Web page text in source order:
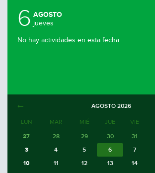
6 AGOSTO
jueves
No hay actividades en esta fecha.
AGOSTO 2026
LUN MAR MIÉ JUE VIE
27 28 29 30 31
3
4 5 6 7
10
11 12 13 14